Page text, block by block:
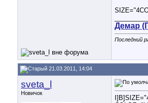
Демар
Последний
21.03.2011, 14:04
sveta_l
Новичок